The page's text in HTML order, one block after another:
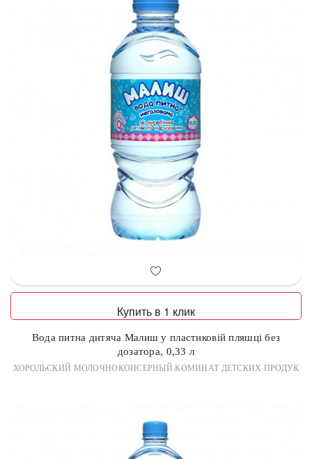
Купить в 1 клик
Вода питна дитяча Малиш у пластиковій пляшці без
дозатора, 0,33 л
ХОРОЛЬСКИЙ МОЛОЧНОКОНСЕРНЫЙ КОМИНАТ ДЕТСКИХ ПРОДУК